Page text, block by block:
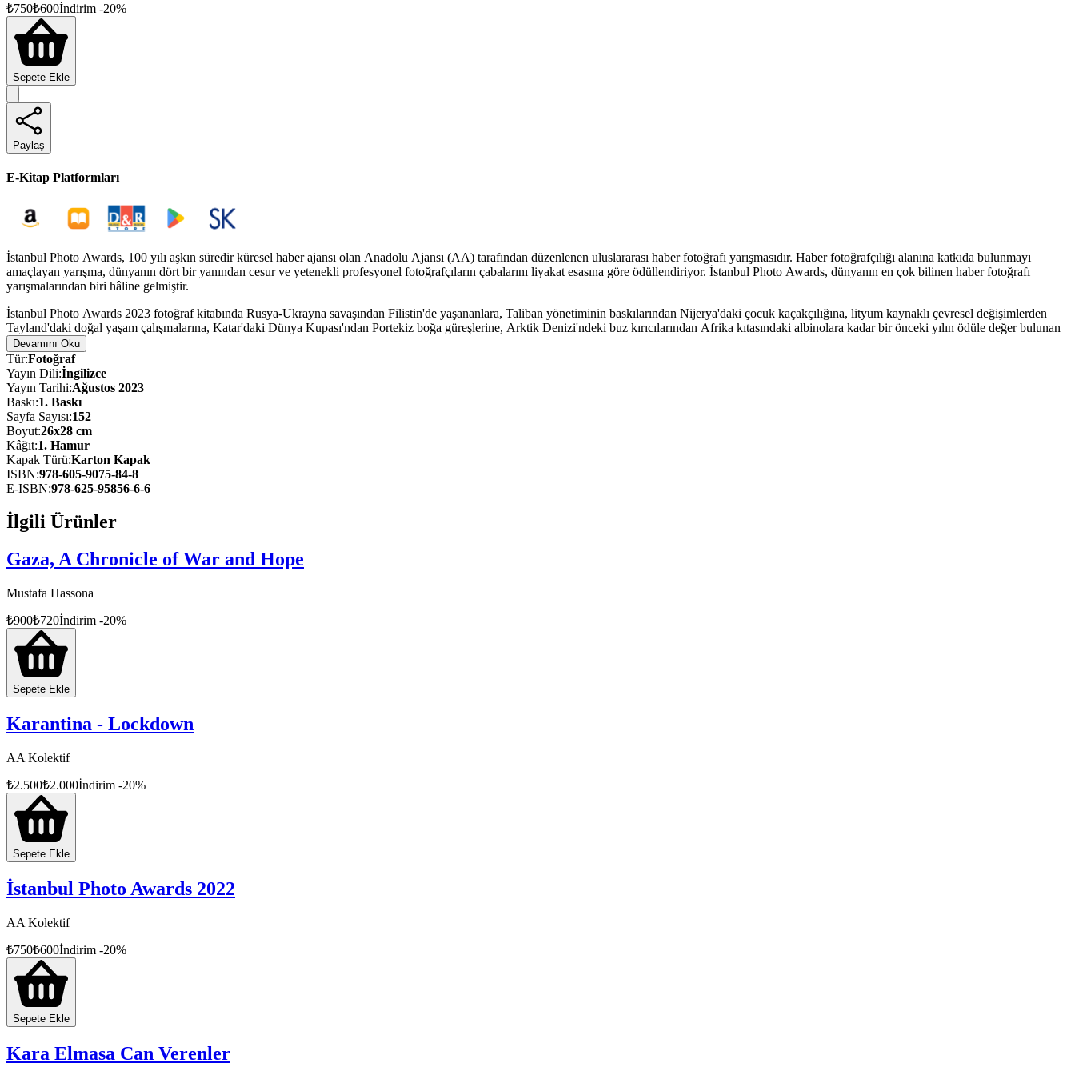
₺750₺600İndirim -20%
Sepete Ekle
Paylaş
E-Kitap Platformları
İstanbul Photo Awards, 100 yılı aşkın süredir küresel haber ajansı olan Anadolu Ajansı (AA) tarafından düzenlenen uluslararası haber fotoğrafı yarışmasıdır. Haber fotoğrafçılığı alanına katkıda bulunmayı
amaçlayan yarışma, dünyanın dört bir yanından cesur ve yetenekli profesyonel fotoğrafçıların çabalarını liyakat esasına göre ödüllendiriyor. İstanbul Photo Awards, dünyanın en çok bilinen haber fotoğrafı
yarışmalarından biri hâline gelmiştir.
İstanbul Photo Awards 2023 fotoğraf kitabında Rusya-Ukrayna savaşından Filistin'de yaşananlara, Taliban yönetiminin baskılarından Nijerya'daki çocuk kaçakçılığına, lityum kaynaklı çevresel değişimlerden
Tayland'daki doğal yaşam çalışmalarına, Katar'daki Dünya Kupası'ndan Portekiz boğa güreşlerine, Arktik Denizi'ndeki buz kırıcılarından Afrika kıtasındaki albinolara kadar bir önceki yılın ödüle değer bulunan
haber, spor, doğa ve çevre, günlük yaşam ve portre fotoğraflarına yer veriliyor. Kitabın kapağında, "Yılın Fotoğrafı" ödülünü kazanan foto muhabiri Sergey Kozluv’un EPA için çektiği "Ukrayna-Rusya Savaşı"
başlıklı fotoğrafı bulunuyor.
AA’nın her yıl düzenlediği uluslararası haber fotoğrafı yarışması İstanbul Photo Awards’un dereceye giren fotoğraflarından oluşan kitaplara yarışmanın resmî sayfası
Devamını Oku
Tür:Fotoğraf
Yayın Dili:İngilizce
Yayın Tarihi:Ağustos 2023
Baskı:1. Baskı
Sayfa Sayısı:152
Boyut:26x28 cm
Kâğıt:1. Hamur
Kapak Türü:Karton Kapak
ISBN:978-605-9075-84-8
E-ISBN:978-625-95856-6-6
İlgili Ürünler
Gaza, A Chronicle of War and Hope
Mustafa Hassona
₺900₺720İndirim -20%
Sepete Ekle
Karantina - Lockdown
AA Kolektif
₺2.500₺2.000İndirim -20%
Sepete Ekle
İstanbul Photo Awards 2022
AA Kolektif
₺750₺600İndirim -20%
Sepete Ekle
Kara Elmasa Can Verenler